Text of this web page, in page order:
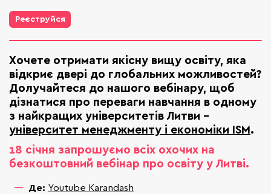
Реєструйся
Хочете отримати якісну вищу освіту, яка
відкриє двері до глобальних можливостей?
Долучайтеся до нашого вебінару, щоб
дізнатися про переваги навчання в одному
з найкращих університетів Литви –
університет менеджменту і економіки ISM.
18 січня запрошуємо всіх охочих на
безкоштовний вебінар про освіту у Литві.
Де: Youtube Karandash